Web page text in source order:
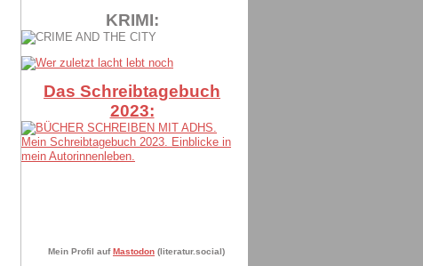
KRIMI:
Das Schreibtagebuch
2023:
Mein Profil auf Mastodon (literatur.social)